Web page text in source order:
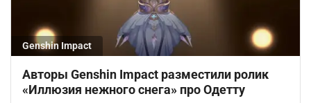
Genshin Impact
Авторы Genshin Impact разместили ролик
«Иллюзия нежного снега» про Одетту